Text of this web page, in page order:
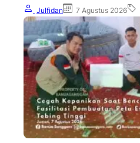
Julfidan 7 Agustus 2026